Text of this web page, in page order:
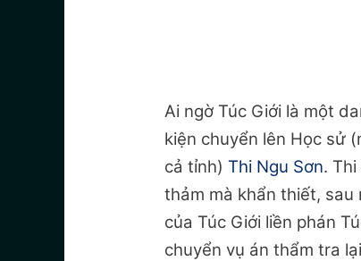
Ai ngờ Túc Giới là một
kiện chuyển lên Học sử
cả tỉnh) Thi Ngu Sơn.
thảm mà khẩn thiết, sau
của Túc Giới liền phán
chuyển vụ án thẩm tra